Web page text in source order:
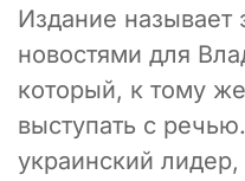
Издание называет
новостями для
который, к тому
выступать с
украинский